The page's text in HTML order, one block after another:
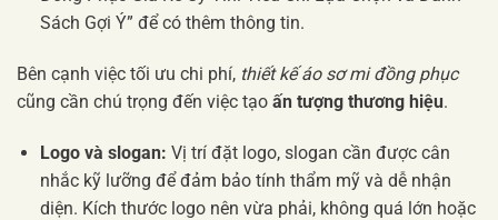
Sách Gợi Ý” để có thêm thông tin.
Bên cạnh việc tối ưu chi phí, thiết kế áo sơ mi đồng phục
cũng cần chú trọng đến việc tạo ấn tượng thương hiệu.
Logo và slogan: Vị trí đặt logo, slogan cần được cân
nhắc kỹ lưỡng để đảm bảo tính thẩm mỹ và dễ nhận
diện. Kích thước logo nên vừa phải, không quá lớn hoặc